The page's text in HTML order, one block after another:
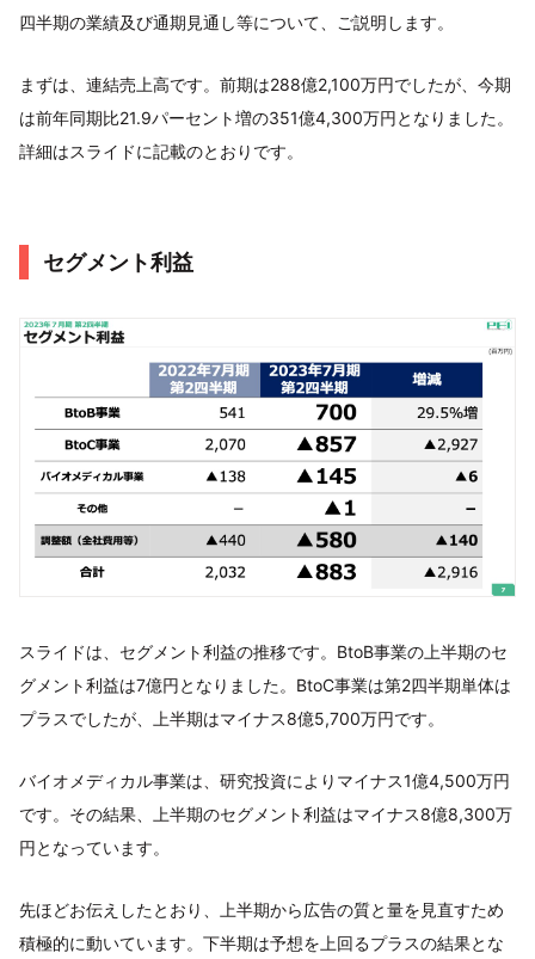
四半期の業績及び通期見通し等について、ご説明します。
まずは、連結売上高です。前期は288億2,100万円でしたが、今期
は前年同期比21.9パーセント増の351億4,300万円となりました。
詳細はスライドに記載のとおりです。
セグメント利益
スライドは、セグメント利益の推移です。BtoB事業の上半期のセ
グメント利益は7億円となりました。BtoC事業は第2四半期単体は
プラスでしたが、上半期はマイナス8億5,700万円です。
バイオメディカル事業は、研究投資によりマイナス1億4,500万円
です。その結果、上半期のセグメント利益はマイナス8億8,300万
円となっています。
先ほどお伝えしたとおり、上半期から広告の質と量を見直すため
積極的に動いています。下半期は予想を上回るプラスの結果とな